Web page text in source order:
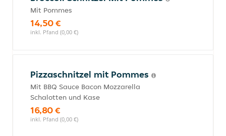
Mit Pommes
14,50 €
inkl. Pfand (0,00 €)
Pizzaschnitzel mit Pommes
Mit BBQ Sauce Bacon Mozzarella
Schalotten und Kase
16,80 €
inkl. Pfand (0,00 €)